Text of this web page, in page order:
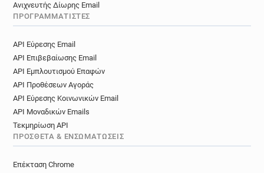
Ανιχνευτής Δίωρης Email
ΠΡΟΓΡΑΜΜΑΤΙΣΤΈΣ
API Εύρεσης Email
API Επιβεβαίωσης Email
API Εμπλουτισμού Επαφών
API Προθέσεων Αγοράς
API Εύρεσης Κοινωνικών Email
API Μοναδικών Emails
Τεκμηρίωση API
ΠΡΌΣΘΕΤΑ & ΕΝΣΩΜΑΤΏΣΕΙΣ
Επέκταση Chrome